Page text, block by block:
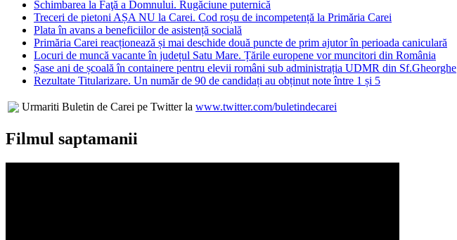
Schimbarea la Faţă a Domnului. Rugăciune puternică
Treceri de pietoni AȘA NU la Carei. Cod roșu de incompetență la Primăria Carei
Plata în avans a beneficiilor de asistență socială
Primăria Carei reacționează și mai deschide două puncte de prim ajutor în perioada caniculară
Locuri de muncă vacante în județul Satu Mare. Țările europene vor muncitori din România
Șase ani de școală în containere pentru elevii români sub administrația UDMR din Sf.Gheorghe
Rezultate Titularizare. Un număr de 90 de candidați au obținut note între 1 și 5
Urmariti Buletin de Carei pe Twitter la www.twitter.com/buletindecarei
Filmul saptamanii